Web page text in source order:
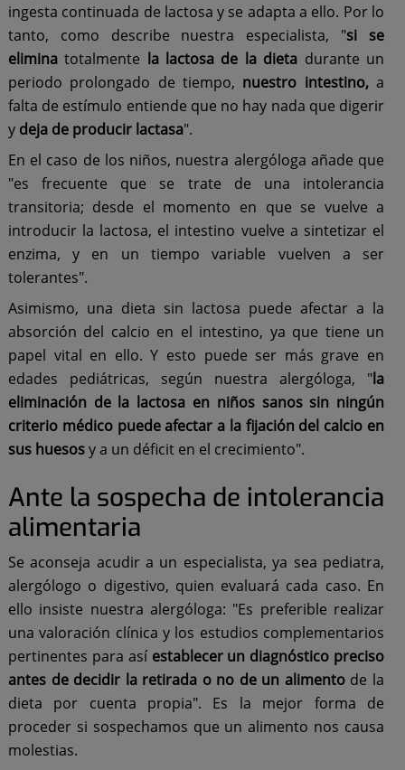
ingesta continuada de lactosa y se adapta a ello. Por lo
tanto, como describe nuestra especialista, "si se
eliminatotalmente la lactosa de la dieta durante un
periodo prolongado de tiempo, nuestro intestino,a
falta de estímulo entiende que no hay nada que digerir
y deja de producir lactasa".
En el caso de los niños, nuestra alergóloga añade que
"es frecuente que se trate de una intolerancia
transitoria; desde el momento en que se vuelve a
introducir la lactosa, el intestino vuelve a sintetizar el
enzima, y en un tiempo variable vuelven a ser
tolerantes".
Asimismo, una dieta sin lactosa puede afectar a la
absorción del calcio en el intestino, ya que tiene un
papel vital en ello. Y esto puede ser más grave en
edades pediátricas, según nuestra alergóloga, "la
eliminación de la lactosa en niños sanos sin ningún
criterio médico puede afectar a la fijación del calcio en
sus huesosy a un déficit en el crecimiento".
Ante la sospecha de intolerancia
alimentaria
Se aconseja acudir a un especialista, ya sea pediatra,
alergólogo o digestivo, quien evaluará cada caso. En
ello insiste nuestra alergóloga: "Es preferible realizar
una valoración clínica y los estudios complementarios
pertinentes para así establecer un diagnóstico preciso
antes de decidir la retirada o no de un alimentode la
dieta por cuenta propia". Es la mejor forma de
proceder si sospechamos que un alimento nos causa
molestias.